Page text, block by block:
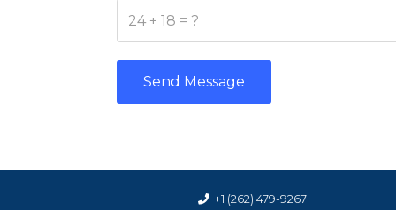
Send Message
+1 (262) 479-9267